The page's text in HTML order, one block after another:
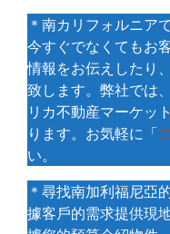
＊南カリフォルニア
今すぐでなくてもお
情報をお伝えしたり
致します。弊社では
リカ不動産マーケッ
ります。お気軽に「
い。
＊尋找南加利福尼亞
據客戶的需求提供現